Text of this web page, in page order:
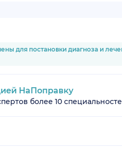
для постановки диагноза и
НаПоправку
более 10